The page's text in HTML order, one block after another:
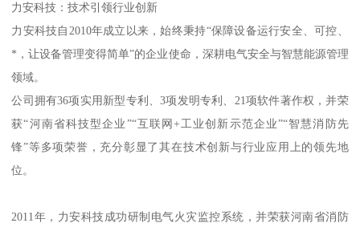
力安科技：技术引领行业创新
力安科技自2010年成立以来，始终秉持“保障设备运行安全、可控、
*，让设备管理变得简单”的企业使命，深耕电气安全与智慧能源管理
领域。
公司拥有36项实用新型专利、3项发明专利、21项软件著作权，并荣
获“河南省科技型企业”“互联网+工业创新示范企业”“智慧消防先
锋”等多项荣誉，充分彰显了其在技术创新与行业应用上的领先地
位。
2011年，力安科技成功研制电气火灾监控系统，并荣获河南省消防